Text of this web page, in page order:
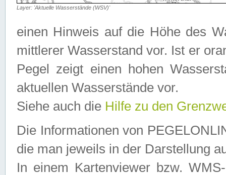
Layer: 'Aktuelle Wasserstände (WSV)'
einen Hinweis auf die Höhe des
mittlerer Wasserstand vor. Ist er
Pegel zeigt einen hohen
aktuellen Wasserstände vor.
Siehe auch die Hilfe zu den
Die Informationen von
die man jeweils in der Darstellung
In einem Kartenviewer bzw.